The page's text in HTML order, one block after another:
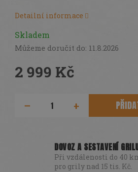
2 999 Kč
Skladem
Můžeme doručit do: 11.8.2026
Detailní informace
DOVOZ A SESTAVENÍ
Při vzdálenosti do 40
pro grily nad 15 tis. Kč.